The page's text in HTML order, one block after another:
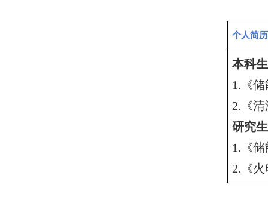
个人简历
本科
1. 《
2.《
研究
1.《
2.《